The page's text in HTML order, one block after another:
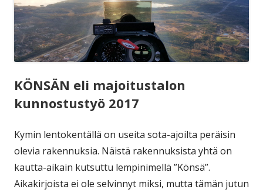
KÖNSÄN eli majoitustalon
kunnostustyö 2017
Kymin lentokentällä on useita sota-ajoilta peräisin
olevia rakennuksia. Näistä rakennuksista yhtä on
kautta-aikain kutsuttu lempinimellä ”Könsä”.
Aikakirjoista ei ole selvinnyt miksi, mutta tämän jutun